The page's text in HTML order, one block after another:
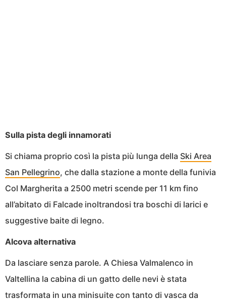
Sulla pista degli innamorati
Si chiama proprio così la pista più lunga della Ski Area
San Pellegrino, che dalla stazione a monte della funivia
Col Margherita a 2500 metri scende per 11 km fino
all’abitato di Falcade inoltrandosi tra boschi di larici e
suggestive baite di legno.
Alcova alternativa
Da lasciare senza parole. A Chiesa Valmalenco in
Valtellina la cabina di un gatto delle nevi è stata
trasformata in una minisuite con tanto di vasca da